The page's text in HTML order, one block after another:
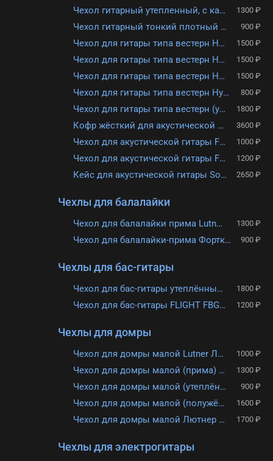
Чехол гитарный утепленный, с карманом, 2 заплечных ремня Лютнер ЛЧГ12-2/1 1300 ₽
Чехол гитарный тонкий плотный Lutner ЛЧГ12-1/1 900 ₽
Чехол для гитары типа вестерн Hyper Bag ЧГВС10СРБ (утепленный, серебристый) 1500 ₽
Чехол для гитары типа вестерн Hyper Bag ЧГВС10 (утепленный) 1500 ₽
Чехол для гитары типа вестерн Hyper Bag ЧГВС10СН (утепленный, цветной) 1500 ₽
Чехол для гитары типа вестерн Hyper Bag ЧГВС0 (тонкий) 800 ₽
Чехол для гитары типа вестерн (утепленный) ЧГВС15 1800 ₽
Кофр жёсткий для акустической гитары Mirra GC-P141 3600 ₽
Чехол для акустической гитары Flight FBG-2039 1000 ₽
Чехол для акустической гитары Flight FBG-2055 1200 ₽
Кейс для акустической гитары Solo ЧГ12-4 2650 ₽
Чехлы для балалайки
Чехол для балалайки прима Lutner LBP-2 1300 ₽
Чехол для балалайки-прима Форткант БП-3 900 ₽
Чехлы для бас-гитары
Чехол для бас-гитары утеплённый Lutner LBG2 1800 ₽
Чехол для бас-гитары FLIGHT FBG-4055 1200 ₽
Чехлы для домры
Чехол для домры малой Lutner Лютнер ЛЧДМ1 1000 ₽
Чехол для домры малой (прима) Lutner LDM-2 1300 ₽
Чехол для домры малой (утеплённый) Hyper Bag ЧДМ10 900 ₽
Чехол для домры малой (полужёсткий) Hyper Bag ЧДМ20ИЗ 1600 ₽
Чехол для домры малой Лютнер Lutner ЛЧДМ2 1700 ₽
Чехлы для электрогитары